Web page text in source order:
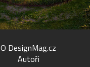
O DesignMag.cz
Autoři